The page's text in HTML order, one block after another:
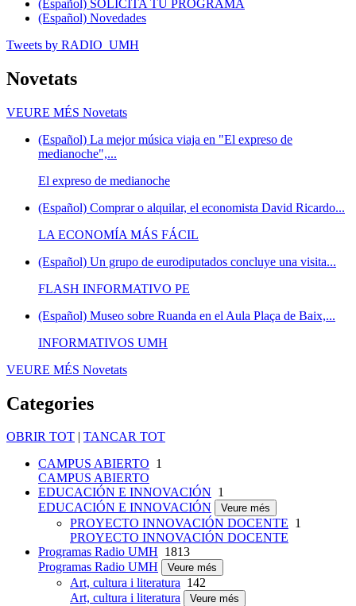
(Español) SOLICITA TU PROGRAMA
(Español) Novedades
Tweets by RADIO_UMH
Novetats
VEURE MÉS Novetats
(Español) La mejor música viaja en "El expreso de
medianoche",...
El expreso de medianoche
(Español) Comprar o alquilar, el economista David Ricardo...
LA ECONOMÍA MÁS FÁCIL
(Español) Un grupo de eurodiputados concluye una visita...
FLASH INFORMATIVO PE
(Español) Museo sobre Ruanda en el Aula Plaça de Baix,...
INFORMATIVOS UMH
VEURE MÉS Novetats
Categories
OBRIR TOT | TANCAR TOT
CAMPUS ABIERTO 1
CAMPUS ABIERTO
EDUCACIÓN E INNOVACIÓN 1
EDUCACIÓN E INNOVACIÓN
Veure més
PROYECTO INNOVACIÓN DOCENTE 1
PROYECTO INNOVACIÓN DOCENTE
Programas Radio UMH 1813
Programas Radio UMH
Veure més
Art, cultura i literatura 142
Art, cultura i literatura
Veure més